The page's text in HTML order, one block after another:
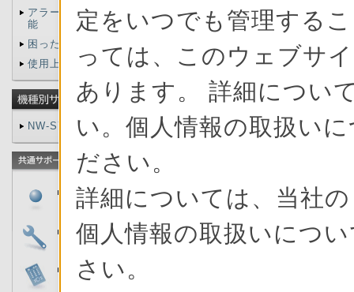
アラーム／スリープ機
能
困ったときは
使用上のご注意
NW-S760シリーズ
製品に関するお
問い合わせ
修理のご相談
付属品の購入
ホームメニュー
定」
「日付時
/
ボタンで年
手順2で「年」
「時」、「分」
ご注意
“ウォークマン
定をいつでも管理する
っては、このウェブサ
あります。 詳細につい
い。個人情報の取扱い
ださい。
詳細については、当社
個人情報の取扱いにつ
さい。